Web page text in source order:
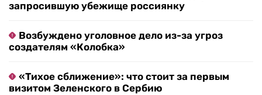
запросившую убежище россиянку
Возбуждено уголовное дело из-за угроз
создателям «Колобка»
«Тихое сближение»: что стоит за первым
визитом Зеленского в Сербию